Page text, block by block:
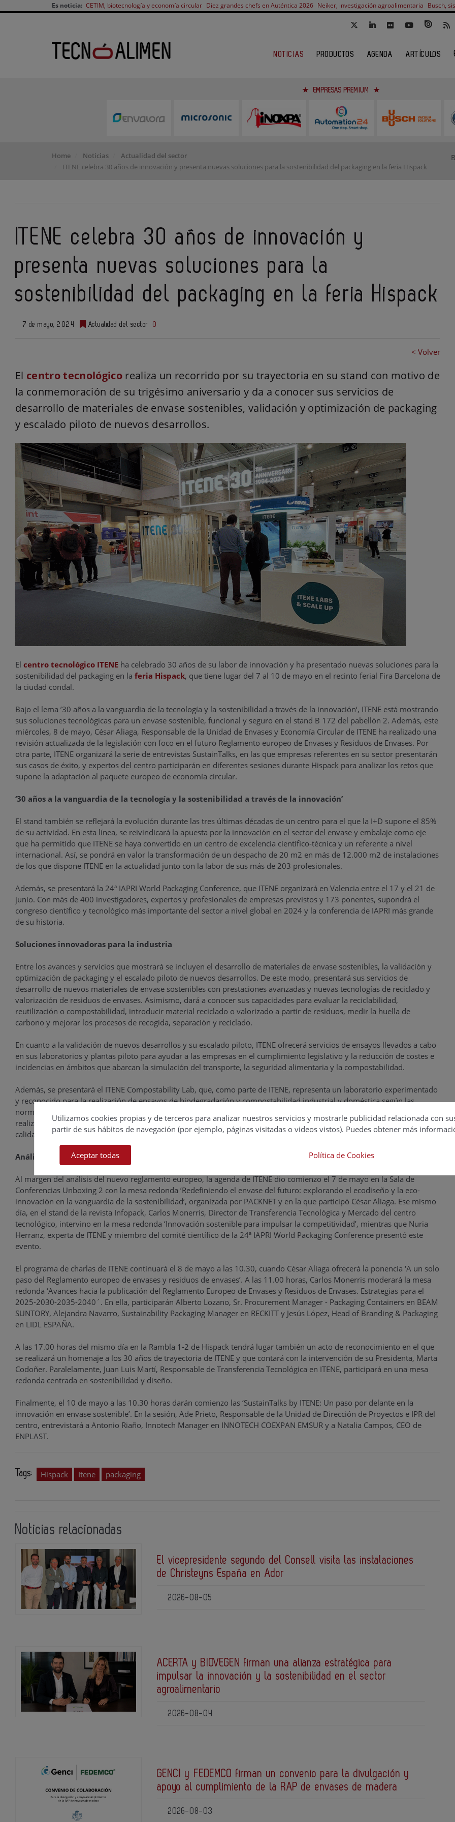
Es noticia: CETIM, biotecnología y economía circular Diez grandes chefs en Auténtica 2026 Neiker, investigación agroalimentaria Busch,
NOTICIAS PRODUCTOS AGENDA ARTÍCULOS
EMPRESAS PREMIUM
Home Noticias
Actualidad del sector
ITENE celebra 30 años de innovación y presenta nuevas soluciones para la sostenibilidad del packaging en la feria Hispack
ITENE celebra 30 años de innovación y
presenta nuevas soluciones para la
sostenibilidad del packaging en la feria Hispack
7 de mayo, 2024 Actualidad del sector 0
< Volver
El centro tecnológico realiza un recorrido por su trayectoria en su stand con motivo de
la conmemoración de su trigésimo aniversario y da a conocer sus servicios de
desarrollo de materiales de envase sostenibles, validación y optimización de packaging
y escalado piloto de nuevos desarrollos.
El centro tecnológico ITENE ha celebrado 30 años de su labor de innovación y ha presentado nuevas soluciones para la
sostenibilidad del packaging en la feria Hispack, que tiene lugar del 7 al 10 de mayo en el recinto ferial Fira Barcelona de
la ciudad condal.
Bajo el lema ’30 años a la vanguardia de la tecnología y la sostenibilidad a través de la innovación‘, ITENE está mostrando
sus soluciones tecnológicas para un envase sostenible, funcional y seguro en el stand B 172 del pabellón 2. Además, este
miércoles, 8 de mayo, César Aliaga, Responsable de la Unidad de Envases y Economía Circular de ITENE ha realizado una
revisión actualizada de la legislación con foco en el futuro Reglamento europeo de Envases y Residuos de Envases. Por
otra parte, ITENE organizará la serie de entrevistas SustainTalks, en las que empresas referentes en su sector presentarán
sus casos de éxito, y expertos del centro participarán en diferentes sesiones durante Hispack para analizar los retos que
supone la adaptación al paquete europeo de economía circular.
‘30 años a la vanguardia de la tecnología y la sostenibilidad a través de la innovación’
El stand también se reflejará la evolución durante las tres últimas décadas de un centro para el que la I+D supone el 85%
de su actividad. En esta línea, se reivindicará la apuesta por la innovación en el sector del envase y embalaje como eje
que ha permitido que ITENE se haya convertido en un centro de excelencia científico-técnica y un referente a nivel
internacional. Así, se pondrá en valor la transformación de un despacho de 20 m2 en más de 12.000 m2 de instalaciones
de los que dispone ITENE en la actualidad junto con la labor de sus más de 203 profesionales.
Además, se presentará la 24ª IAPRI World Packaging Conference, que ITENE organizará en Valencia entre el 17 y el 21 de
junio. Con más de 400 investigadores, expertos y profesionales de empresas previstos y 173 ponentes, supondrá el
congreso científico y tecnológico más importante del sector a nivel global en 2024 y la conferencia de IAPRI más grande
de su historia.
Soluciones innovadoras para la industria
Entre los avances y servicios que mostrará se incluyen el desarrollo de materiales de envase sostenibles, la validación y
optimización de packaging y el escalado piloto de nuevos desarrollos. De este modo, presentará sus servicios de
desarrollo de nuevos materiales de envase sostenibles con prestaciones avanzadas y nuevas tecnologías de reciclado y
valorización de residuos de envases. Asimismo, dará a conocer sus capacidades para evaluar la reciclabilidad,
reutilización o compostabilidad, introducir material reciclado o valorizado a partir de residuos, medir la huella de
carbono y mejorar los procesos de recogida, separación y reciclado.
En cuanto a la validación de nuevos desarrollos y su escalado piloto, ITENE ofrecerá servicios de ensayos llevados a cabo
en sus laboratorios y plantas piloto para ayudar a las empresas en el cumplimiento legislativo y la reducción de costes e
incidencias en ámbitos que abarcan la simulación del transporte, la seguridad alimentaria y la compostabilidad.
Además, se presentará el ITENE Compostability Lab, que, como parte de ITENE, representa un laboratorio experimentado
y reconocido para la realización de ensayos de biodegradación y compostabilidad industrial y doméstica según las
normas americanas, europeas y australianas. Estos laboratorios de compostabilidad están actualmente acreditados para
realizar pruebas de compostabilidad en cuatro etapas: caracterización de materiales, biodegradación, desintegración y
calidad del compost.
Análisis de los nuevos retos legislativos
Al margen del análisis del nuevo reglamento europeo, la agenda de ITENE dio comienzo el 7 de mayo en la Sala de
Conferencias Unboxing 2 con la mesa redonda ’Redefiniendo el envase del futuro: explorando el ecodiseño y la eco-
innovación en la vanguardia de la sostenibilidad’, organizada por PACKNET y en la que participó César Aliaga. Ese mismo
día, en el stand de la revista Infopack, Carlos Monerris, Director de Transferencia Tecnológica y Mercado del centro
tecnológico, intervino en la mesa redonda ‘Innovación sostenible para impulsar la competitividad’, mientras que Nuria
Herranz, experta de ITENE y miembro del comité científico de la 24ª IAPRI World Packaging Conference presentó este
evento.
El programa de charlas de ITENE continuará el 8 de mayo a las 10.30, cuando César Aliaga ofrecerá la ponencia ‘A un solo
paso del Reglamento europeo de envases y residuos de envases’. A las 11.00 horas, Carlos Monerris moderará la mesa
redonda ‘Avances hacia la publicación del Reglamento Europeo de Envases y Residuos de Envases. Estrategias para el
2025-2030-2035-2040´. En ella, participarán Alberto Lozano, Sr. Procurement Manager - Packaging Containers en BEAM
SUNTORY, Alejandra Navarro, Sustainability Packaging Manager en RECKITT y Jesús López, Head of Branding & Packaging
en LIDL ESPAÑA.
A las 17.00 horas del mismo día en la Rambla 1-2 de Hispack tendrá lugar también un acto de reconocimiento en el que
se realizará un homenaje a los 30 años de trayectoria de ITENE y que contará con la intervención de su Presidenta, Marta
Codoñer. Paralelamente, Juan Luis Martí, Responsable de Transferencia Tecnológica en ITENE, participará en una mesa
redonda centrada en sostenibilidad y diseño.
Finalmente, el 10 de mayo a las 10.30 horas darán comienzo las ‘SustainTalks by ITENE: Un paso por delante en la
innovación en envase sostenible’. En la sesión, Ade Prieto, Responsable de la Unidad de Dirección de Proyectos e IPR del
centro, entrevistará a Antonio Riaño, Innotech Manager en INNOTECH COEXPAN EMSUR y a Natalia Campos, CEO de
ENPLAST.
Tags: Hispack Itene packaging
Noticias relacionadas
El vicepresidente segundo del Consell visita las instalaciones
de Christeyns España en Ador
2026-08-05
ACERTA y BIOVEGEN firman una alianza estratégica para
impulsar la innovación y la sostenibilidad en el sector
agroalimentario
2026-08-04
GENCI y FEDEMCO firman un convenio para la divulgación y
apoyo al cumplimiento de la RAP de envases de madera
2026-08-03
Utilizamos cookies propias y de terceros para analizar nuestros servicios y mostrarle publicidad relacionada con
partir de sus hábitos de navegación (por ejemplo, páginas visitadas o videos vistos). Puedes obtener más
Aceptar todas Política de Cookies